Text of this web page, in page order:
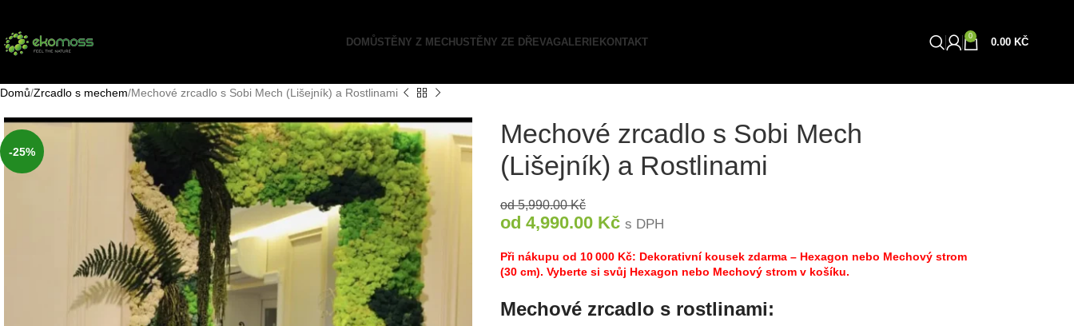
DOMŮSTĚNY Z MECHUSTĚNY ZE DŘEVAGALERIE KONTAKT
0
0.00 KČ
Domů Zrcadlo s mechem Mechové zrcadlo s Sobi Mech (Lišejník) a Rostlinami
-25%
Mechové zrcadlo s Sobi Mech
(Lišejník) a Rostlinami
od5,990.00Kč
od 4,990.00 Kč s DPH
Při nákupu od 10 000 Kč: Dekorativní kousek zdarma – Hexagon nebo Mechový strom
(30 cm). Vyberte si svůj Hexagon nebo Mechový strom v košíku.
Mechové zrcadlo s rostlinami: